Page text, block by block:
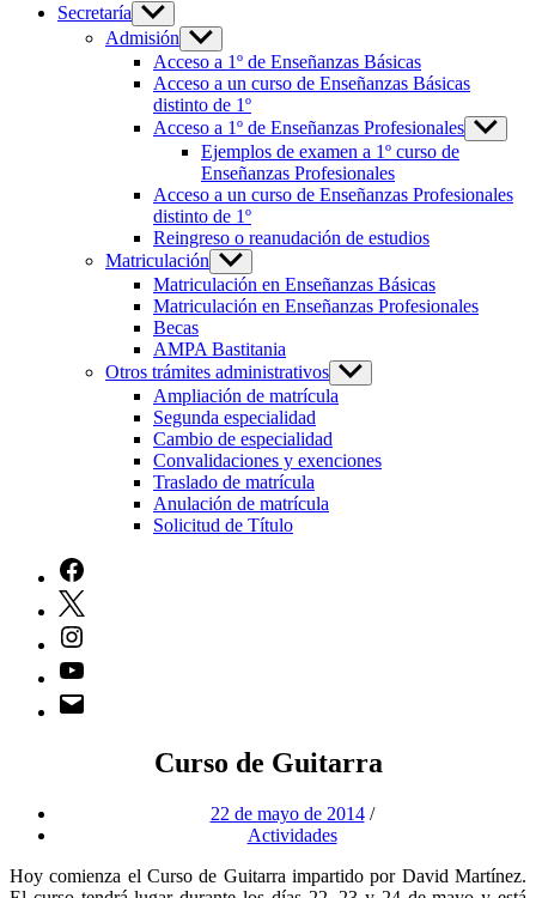
Secretaría Mostrar
el
submenú
Admisión Mostrar
el
submenú
Acceso a 1º de Enseñanzas Básicas
Acceso a un curso de Enseñanzas Básicas
distinto de 1º
Acceso a 1º de Enseñanzas Profesionales Mostrar
el
Ejemplos de examen a 1º curso de
Enseñanzas Profesionales
Acceso a un curso de Enseñanzas Profesionales
distinto de 1º
Reingreso o reanudación de estudios
Matriculación Mostrar
el
submenú
Matriculación en Enseñanzas Básicas
Matriculación en Enseñanzas Profesionales
Becas
AMPA Bastitania
Otros trámites administrativos Mostrar
el
submenú
Ampliación de matrícula
Segunda especialidad
Cambio de especialidad
Convalidaciones y exenciones
Traslado de matrícula
Anulación de matrícula
Solicitud de Título
Facebook
Twitter
Instagram
Youtube
Correo
electrónico
Curso de Guitarra
22 de mayo de 2014 /
Actividades
Hoy comienza el Curso de Guitarra impartido por David Martínez.